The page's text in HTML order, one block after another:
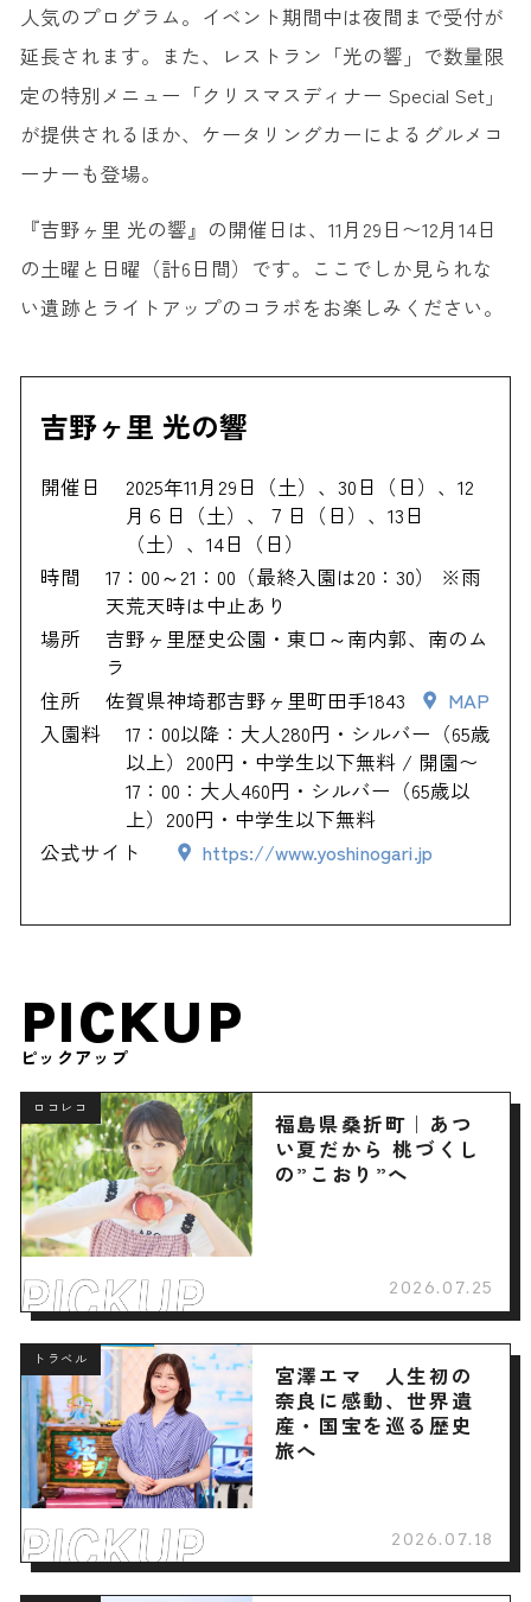
人気のプログラム。イベント期間中は夜間まで受付が
延長されます。また、レストラン「光の響」で数量限
定の特別メニュー「クリスマスディナー Special Set」
が提供されるほか、ケータリングカーによるグルメコ
ーナーも登場。
『吉野ヶ里 光の響』の開催日は、11月29日〜12月14日
の土曜と日曜（計6日間）です。ここでしか見られな
い遺跡とライトアップのコラボをお楽しみください。
吉野ヶ里 光の響
開催日
2025年11月29日（土）、30日（日）、12
月６日（土）、７日（日）、13日
（土）、14日（日）
時間
17：00～21：00（最終入園は20：30） ※雨
天荒天時は中止あり
場所
吉野ヶ里歴史公園・東口～南内郭、南のム
ラ
住所
佐賀県神埼郡吉野ヶ里町田手1843
MAP
入園料
17：00以降：大人280円・シルバー（65歳
以上）200円・中学生以下無料 / 開園〜
17：00：大人460円・シルバー（65歳以
上）200円・中学生以下無料
公式サイト
https://www.yoshinogari.jp
PICKUP
ピックアップ
ロコレコ
福島県桑折町｜あつ
い夏だから 桃づくし
の”こおり”へ
2026.07.25
トラベル
宮澤エマ 人生初の
奈良に感動、世界遺
産・国宝を巡る歴史
旅へ
2026.07.18